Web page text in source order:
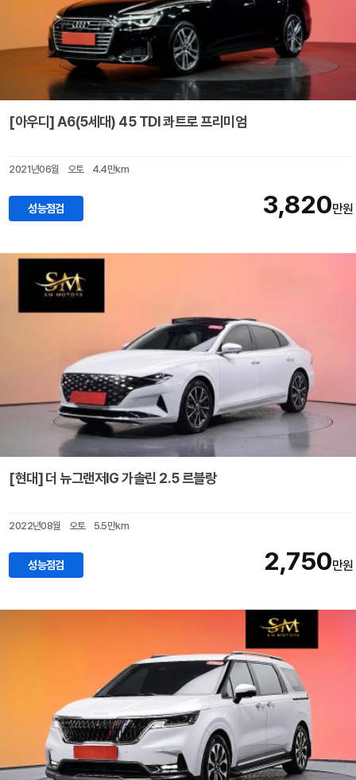
[아우디] A6(5세대) 45 TDI 콰트로 프리미엄
2021년06월 오토 4.4만km
성능점검 3,820만원
[현대] 더 뉴그랜저IG 가솔린 2.5 르블랑
2022년08월 오토 5.5만km
성능점검 2,750만원